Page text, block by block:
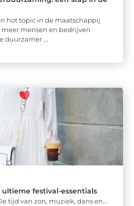
hot topic in de maatschappij
meer mensen en bedrijven
duurzamer ...
ultieme festival-essentials
tijd van zon, muziek, dans en…